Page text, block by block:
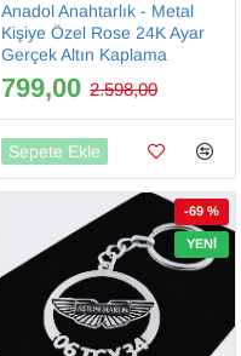
Anadol Anahtarlık - Metal
Kişiye Özel Rose 24K Ayar
Gerçek Altın Kaplama
799,00 2.598,00
Sepete Ekle
YENI
-69 %